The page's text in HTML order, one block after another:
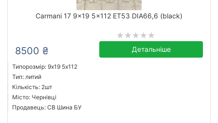
Carmani 17 9x19 5x112 ET53 DIA66,6 (black)
8500 ₴ Детальніше
Типорозмір: 9x19 5х112
Тип: литий
Кількість: 2шт
Місто: Чернівці
Продавець: СВ Шина БУ